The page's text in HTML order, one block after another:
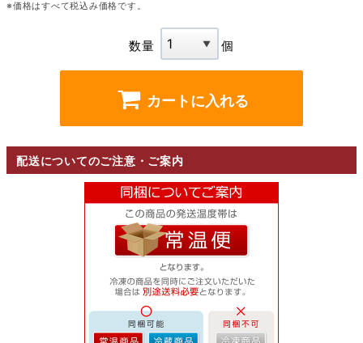
※価格はすべて税込み価格です。
数量 個
カートに入れる
配送についてのご注意・ご案内